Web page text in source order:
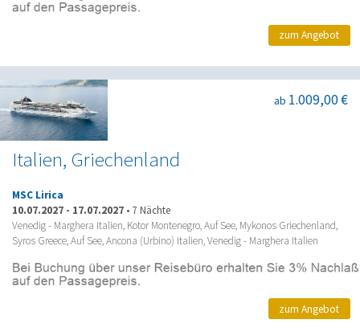
zum Angebot
Italien, Griechenland
ab 1.009,00 €
MSC Lirica
10.07.2027 - 17.07.2027 • 7 Nächte
Venedig - Marghera Italien, Kotor Montenegro, Auf See, Mykonos Griechenland,
Syros Greece, Auf See, Ancona (Urbino) Italien, Venedig - Marghera Italien
zum Angebot